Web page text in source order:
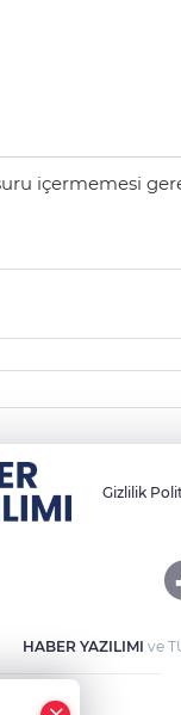
içermemesi
Gizlilik
HABER YAZILIMI ve